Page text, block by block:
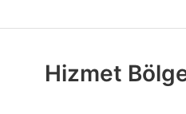
Hizmet